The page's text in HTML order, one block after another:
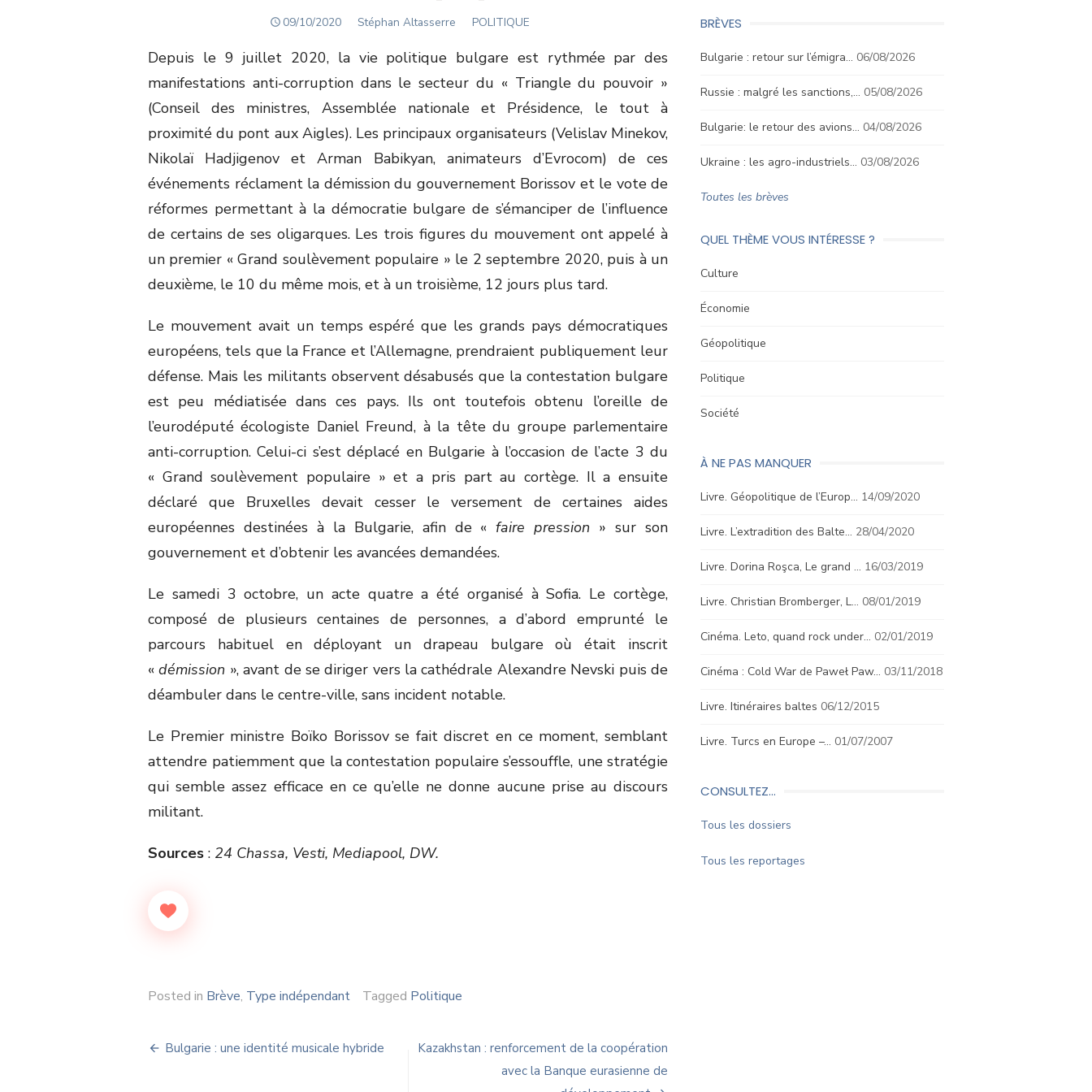
POSTED
09/10/2020 Author
Stéphan Altasserre POLITIQUE
Depuis le 9 juillet 2020, la vie politique bulgare est rythmée par des
manifestations anti-corruption dans le secteur du « Triangle du pouvoir »
(Conseil des ministres, Assemblée nationale et Présidence, le tout à
proximité du pont aux Aigles). Les principaux organisateurs (Velislav Minekov,
Nikolaï Hadjigenov et Arman Babikyan, animateurs d’Evrocom) de ces
événements réclament la démission du gouvernement Borissov et le vote de
réformes permettant à la démocratie bulgare de s’émanciper de l’influence
de certains de ses oligarques. Les trois figures du mouvement ont appelé à
un premier « Grand soulèvement populaire » le 2 septembre 2020, puis à un
deuxième, le 10 du même mois, et à un troisième, 12 jours plus tard.
Le mouvement avait un temps espéré que les grands pays démocratiques
européens, tels que la France et l’Allemagne, prendraient publiquement leur
défense. Mais les militants observent désabusés que la contestation bulgare
est peu médiatisée dans ces pays. Ils ont toutefois obtenu l’oreille de
l’eurodéputé écologiste Daniel Freund, à la tête du groupe parlementaire
anti-corruption. Celui-ci s’est déplacé en Bulgarie à l’occasion de l’acte 3 du
« Grand soulèvement populaire » et a pris part au cortège. Il a ensuite
déclaré que Bruxelles devait cesser le versement de certaines aides
européennes destinées à la Bulgarie, afin de «faire pression » sur son
gouvernement et d’obtenir les avancées demandées.
Le samedi 3 octobre, un acte quatre a été organisé à Sofia. Le cortège,
composé de plusieurs centaines de personnes, a d’abord emprunté le
parcours habituel en déployant un drapeau bulgare où était inscrit
«démission », avant de se diriger vers la cathédrale Alexandre Nevski puis de
déambuler dans le centre-ville, sans incident notable.
Le Premier ministre Boïko Borissov se fait discret en ce moment, semblant
attendre patiemment que la contestation populaire s’essouffle, une stratégie
qui semble assez efficace en ce qu’elle ne donne aucune prise au discours
militant.
Sources : 24 Chassa, Vesti, Mediapool, DW.
Posted in Brève, Type indépendant Tagged Politique
Navigation
Bulgarie : une identité musicale hybride
Kazakhstan : renforcement de la coopération
avec la Banque eurasienne de
BRÈVES
Bulgarie : retour sur l’émigra… 06/08/2026
Russie : malgré les sanctions,… 05/08/2026
Bulgarie: le retour des avions… 04/08/2026
Ukraine : les agro-industriels… 03/08/2026
Toutes les brèves
QUEL THÈME VOUS INTÉRESSE ?
Culture
Économie
Géopolitique
Politique
Société
À NE PAS MANQUER
Livre. Géopolitique de l’Europ… 14/09/2020
Livre. L’extradition des Balte… 28/04/2020
Livre. Dorina Roşca, Le grand … 16/03/2019
Livre. Christian Bromberger, L… 08/01/2019
Cinéma. Leto, quand rock under… 02/01/2019
Cinéma : Cold War de Paweł Paw… 03/11/2018
Livre. Itinéraires baltes 06/12/2015
Livre. Turcs en Europe –… 01/07/2007
CONSULTEZ…
Tous les dossiers
Tous les reportages